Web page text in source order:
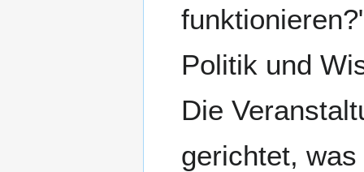
Politik und
Die
gerichtet,